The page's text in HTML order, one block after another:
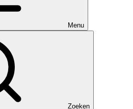
Menu
Zoeken